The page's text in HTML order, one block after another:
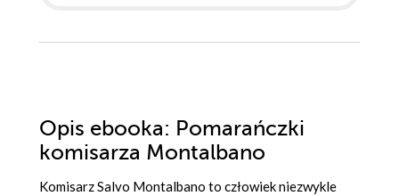
Opis ebooka: Pomarańczki
komisarza Montalbano
Komisarz Salvo Montalbano to człowiek niezwykle